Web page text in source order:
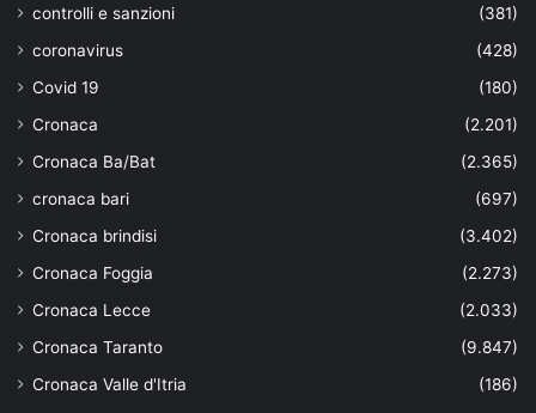
controlli e sanzioni
(381)
coronavirus
(428)
Covid 19
(180)
Cronaca
(2.201)
Cronaca Ba/Bat
(2.365)
cronaca bari
(697)
Cronaca brindisi
(3.402)
Cronaca Foggia
(2.273)
Cronaca Lecce
(2.033)
Cronaca Taranto
(9.847)
Cronaca Valle d'Itria
(186)